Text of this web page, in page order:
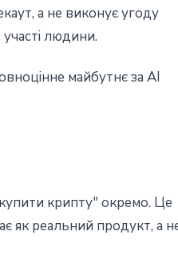
а не виконує угоду
людини.
майбутнє за AI
крипту" окремо. Це
як реальний продукт, а